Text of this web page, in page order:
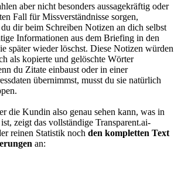
aber nicht besonders aussagekräftig oder
Fall für Missverständnisse sorgen,
dir beim Schreiben Notizen an dich selbst
Informationen aus dem Briefing in den
später wieder löschst. Diese Notizen würden
als kopierte und gelöschte Wörter
du Zitate einbaust oder in einer
übernimmst, musst du sie natürlich
die Kundin also genau sehen kann, was in
zeigt das vollständige Transparent.ai-
reinen Statistik noch den kompletten Text
an: